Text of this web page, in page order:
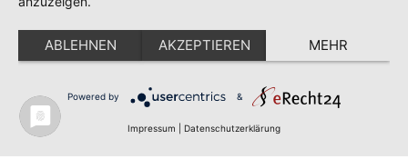
D-58636 Iserlohn
© 2026 | TÖLLE STUDIOS GMBH
DATENSCHUTZ
ABLEHNEN AKZEPTIEREN MEHR
Powered by &
Impressum Datenschutzerklärung